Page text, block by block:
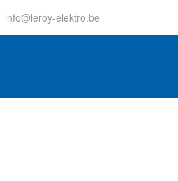
info@leroy-elektro.be